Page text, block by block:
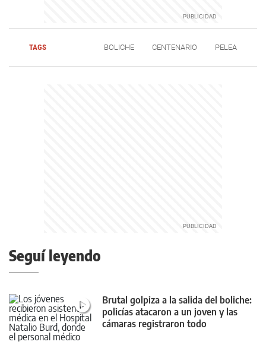
TAGS BOLICHE CENTENARIO PELEA
Seguí leyendo
Brutal golpiza a la salida del boliche:
policías atacaron a un joven y las
cámaras registraron todo